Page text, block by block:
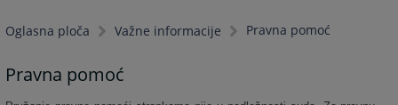
Oglasna ploča Važne informacije Pravna pomoć
Pravna pomoć